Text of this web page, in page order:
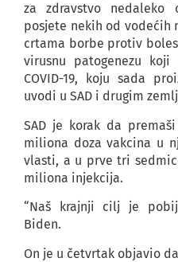
za zdravstvo nedaleko
posjete nekih od vodećih
crtama borbe protiv
virusnu patogenezu
COVID-19, koju sada
uvodi u SAD i drugim
SAD je korak da
miliona doza vakcina u
vlasti, a u prve tri
miliona injekcija.
“Naš krajnji cilj je
Biden.
On je u četvrtak objavio